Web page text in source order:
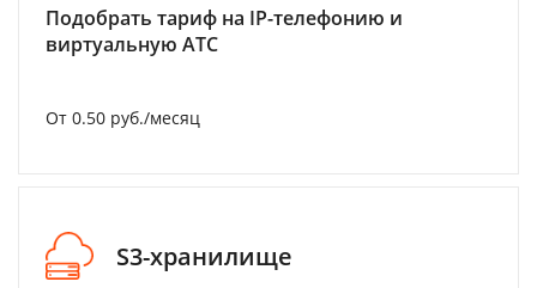
Подобрать тариф на IP-телефонию и
виртуальную АТС
От 0.50 руб./месяц
S3-хранилище